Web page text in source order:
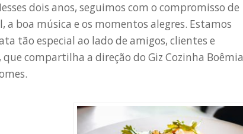
dois anos, seguimos com o compromisso de
boa música e os momentos alegres. Estamos
tão especial ao lado de amigos, clientes e
compartilha a direção do Giz Cozinha Boêmia